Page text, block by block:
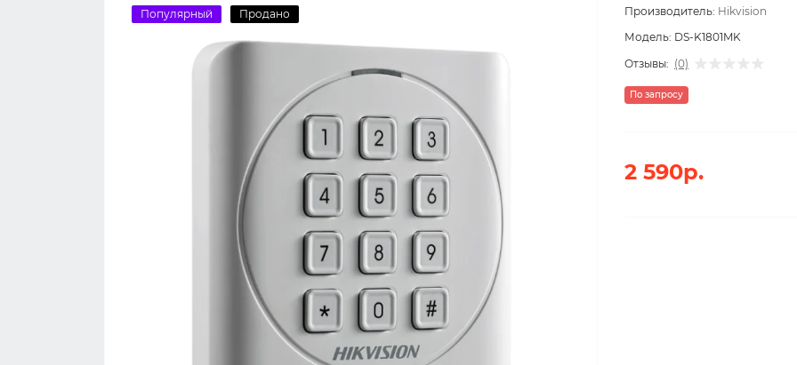
Популярный Продано Производитель: Hikvision
Модель: DS-K1801MK
Отзывы: (0)
По запросу
2 590р.